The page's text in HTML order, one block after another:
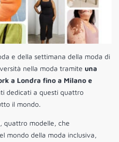
e della settimana della moda di
nella moda tramite una
a Londra fino a Milano e
dedicati a questi quattro
il mondo.
quattro modelle, che
mondo della moda inclusiva,